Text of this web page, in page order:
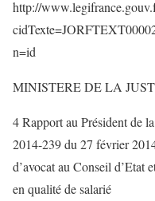
http://
n=id
MINISTERE DE LA
4 Rapport au Président de
2014-239 du 27 février
d’avocat au Conseil d’Etat
en qualité de salarié